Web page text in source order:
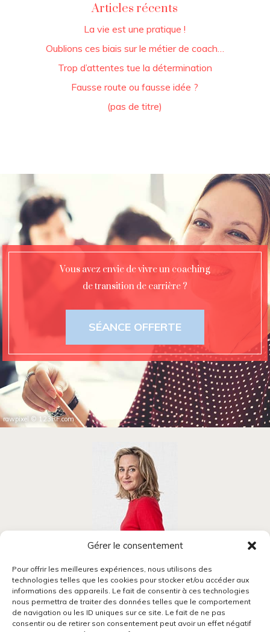
Gérer le consentement
Pour offrir les meilleures expériences, nous utilisons des
technologies telles que les cookies pour stocker et/ou accéder aux
informations des appareils. Le fait de consentir à ces technologies
nous permettra de traiter des données telles que le comportement
de navigation ou les ID uniques sur ce site. Le fait de ne pas
consentir ou de retirer son consentement peut avoir un effet négatif
Articles récents
La vie est une pratique !
Oublions ces biais sur le métier de coach…
Trop d’attentes tue la détermination
Fausse route ou fausse idée ?
(pas de titre)
Vous avez envie de vivre un coaching
de transition de carrière ?
SÉANCE OFFERTE
rawpixel © 123RF.com
Blandine Mansion
Coach professionnelle, formatrice, conférencière.
J’accompagne les femmes
à découvrir la carrière qui les révèle
et construire leur projet professionnel avec